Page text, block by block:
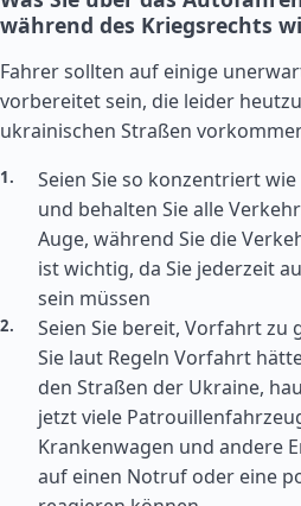
während des Kriegsrechts
Fahrer sollten auf einige
vorbereitet sein, die leider
ukrainischen Straßen
Seien Sie so konzentriert
und behalten Sie alle
Auge, während Sie die
ist wichtig, da Sie jederzeit
sein müssen
Seien Sie bereit, Vorfahrt zu
Sie laut Regeln Vorfahrt
den Straßen der Ukraine,
jetzt viele
Krankenwagen und andere
auf einen Notruf oder eine